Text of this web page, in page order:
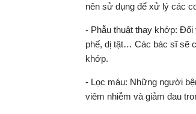
nên sử dụng để xử lý các
- Phẫu thuật thay khớp:
phế, dị tật… Các bác sĩ sẽ
khớp.
- Lọc máu: Những người
viêm nhiễm và giảm đau